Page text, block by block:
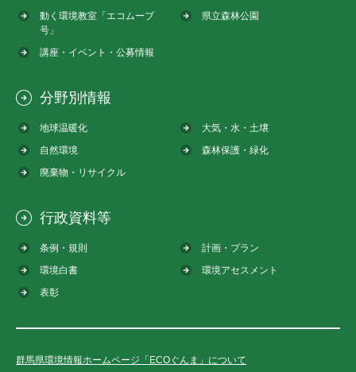
動く環境教室「エコムーブ
号」
県立森林公園
講座・イベント・公募情報
分野別情報
地球温暖化
大気・水・土壌
自然環境
森林保護・緑化
廃棄物・リサイクル
行政資料等
条例・規則
計画・プラン
環境白書
環境アセスメント
表彰
群馬県環境情報ホームページ「ECOぐんま」について